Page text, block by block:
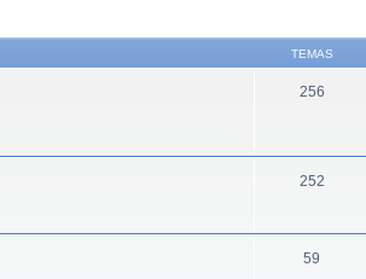
TEMAS
256
252
59